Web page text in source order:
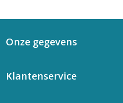
Onze gegevens
Klantenservice